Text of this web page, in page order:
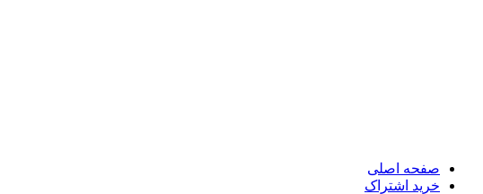
صفحه اصلی
خرید اشتراک